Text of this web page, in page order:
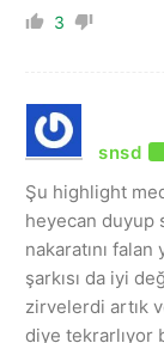
3
snsd
Şu highlight
heyecan duyup
nakaratını
şarkısı da iyi
zirvelerdi artık
diye tekrarlıyor